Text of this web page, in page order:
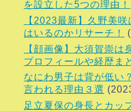
を設立した5つの理由！
【2023最新】久野美
はいるのかリサーチ！
【顔画像】大須賀崇は
プロフィールや経歴ま
なにわ男子は背が低い
言われる理由３選
足立夏保の身長とカッ